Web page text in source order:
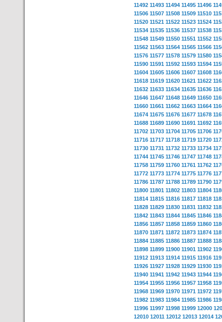
11492 11493 11494 11495 11496
11506 11507 11508 11509 11510
11520 11521 11522 11523 11524
11534 11535 11536 11537 11538
11548 11549 11550 11551 11552
11562 11563 11564 11565 11566
11576 11577 11578 11579 11580
11590 11591 11592 11593 11594
11604 11605 11606 11607 11608
11618 11619 11620 11621 11622
11632 11633 11634 11635 11636
11646 11647 11648 11649 11650
11660 11661 11662 11663 11664
11674 11675 11676 11677 11678
11688 11689 11690 11691 11692
11702 11703 11704 11705 11706
11716 11717 11718 11719 11720
11730 11731 11732 11733 11734
11744 11745 11746 11747 11748
11758 11759 11760 11761 11762
11772 11773 11774 11775 11776
11786 11787 11788 11789 11790
11800 11801 11802 11803 11804
11814 11815 11816 11817 11818
11828 11829 11830 11831 11832
11842 11843 11844 11845 11846
11856 11857 11858 11859 11860
11870 11871 11872 11873 11874
11884 11885 11886 11887 11888
11898 11899 11900 11901 11902
11912 11913 11914 11915 11916
11926 11927 11928 11929 11930
11940 11941 11942 11943 11944
11954 11955 11956 11957 11958
11968 11969 11970 11971 11972
11982 11983 11984 11985 11986
11996 11997 11998 11999 12000
12010 12011 12012 12013 12014